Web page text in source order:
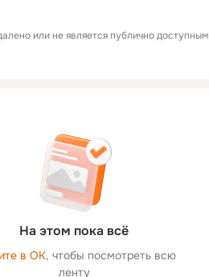
или не является публично доступным
На этом пока всё
в ОК, чтобы посмотреть всю
ленту